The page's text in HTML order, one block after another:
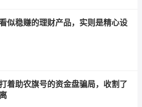
似稳赚的理财产品，实则是精心设
着助农旗号的资金盘骗局，收割了